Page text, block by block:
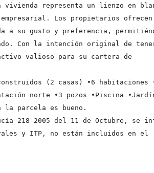
vivienda representa un lienzo en
Los propietarios
a su gusto y preferencia,
Con la intención original de
valioso para su cartera de
(2 casas) •6 habitaciones
norte •3 pozos •Piscina
parcela es bueno.
218-2005 del 11 de Octubre, se
y ITP, no están incluidos en el